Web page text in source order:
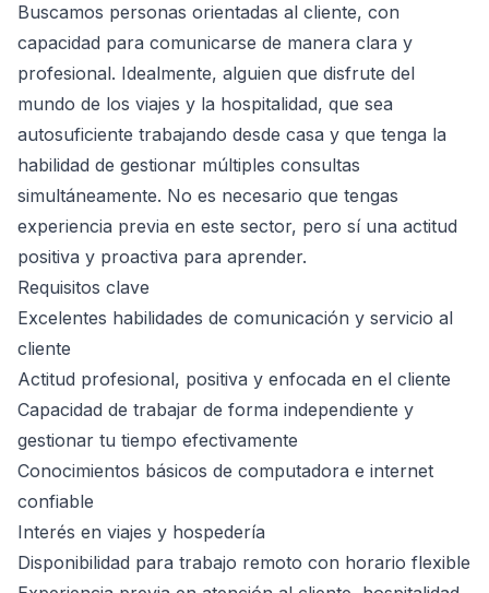
Buscamos personas orientadas al cliente, con
capacidad para comunicarse de manera clara y
profesional. Idealmente, alguien que disfrute del
mundo de los viajes y la hospitalidad, que sea
autosuficiente trabajando desde casa y que tenga la
habilidad de gestionar múltiples consultas
simultáneamente. No es necesario que tengas
experiencia previa en este sector, pero sí una actitud
positiva y proactiva para aprender.
Requisitos clave
Excelentes habilidades de comunicación y servicio al
cliente
Actitud profesional, positiva y enfocada en el cliente
Capacidad de trabajar de forma independiente y
gestionar tu tiempo efectivamente
Conocimientos básicos de computadora e internet
confiable
Interés en viajes y hospedería
Disponibilidad para trabajo remoto con horario flexible